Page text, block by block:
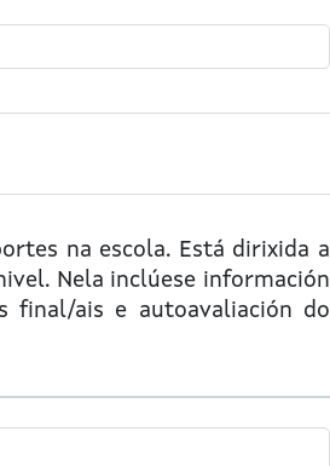
na escola. Está dirixida a
Nela inclúese información
final/ais e autoavaliación do